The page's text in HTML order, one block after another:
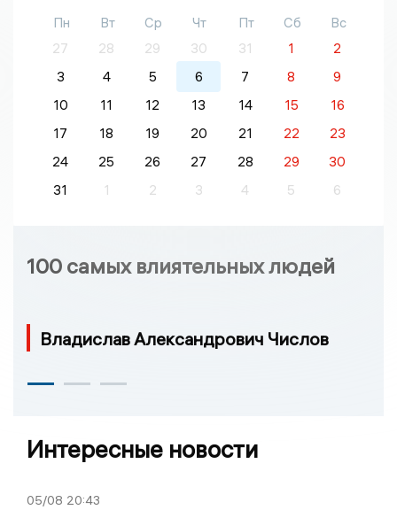
Пн Вт Ср Чт Пт Сб
Вс
27
28 29 30 31 1
2
3
4 5 6 7 8
9
10
11 12 13 14 15
16
17
18 19 20 21 22
23
24
25 26 27 28 29
30
31
1 2 3 4 5 6
100 самых влиятельных людей
Владислав Александрович Числов
Интересные новости
05/08 20:43